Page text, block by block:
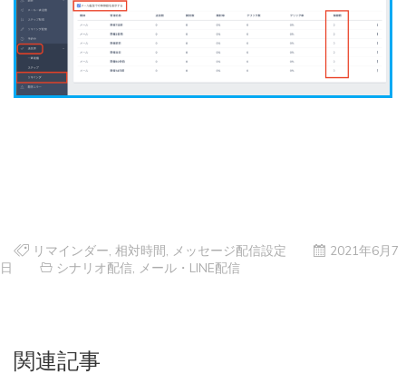
リマインダー 相対時間 メッセージ配信設定
2021年6月7
日
シナリオ配信 メール・LINE配信
関連記事